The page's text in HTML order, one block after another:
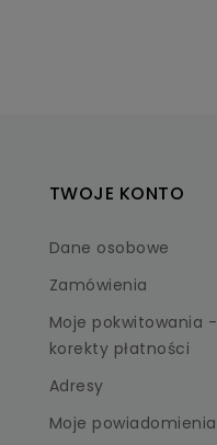
TWOJE KONTO
Dane osobowe
Zamówienia
Moje pokwitowania -
korekty płatności
Adresy
Moje powiadomienia